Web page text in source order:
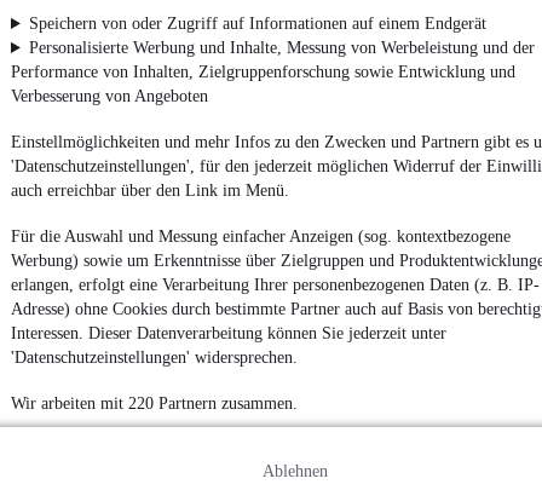
Speichern von oder Zugriff auf Informationen auf einem Endgerät
Personalisierte Werbung und Inhalte, Messung von Werbeleistung und der
Performance von Inhalten, Zielgruppenforschung sowie Entwicklung und
Verbesserung von Angeboten
Einstellmöglichkeiten und mehr Infos zu den Zwecken und Partnern gibt es
'Datenschutzeinstellungen', für den jederzeit möglichen Widerruf der
auch erreichbar über den Link im Menü.
Für die Auswahl und Messung einfacher Anzeigen (sog. kontextbezogene
Werbung) sowie um Erkenntnisse über Zielgruppen und
erlangen, erfolgt eine Verarbeitung Ihrer personenbezogenen Daten (z. B. IP-
Adresse) ohne Cookies durch bestimmte Partner auch auf Basis von
Interessen. Dieser Datenverarbeitung können Sie jederzeit unter
'Datenschutzeinstellungen' widersprechen.
Wir arbeiten mit 220 Partnern zusammen.
Ablehnen
Impressum
AGB
Vertrag widerrufen
Datenschutzeinstellungen
Erklärung zur Barrierefreiheit
Report Security Vulnerability (English)
Leasing-Angebote, gibt es bei mobile.de